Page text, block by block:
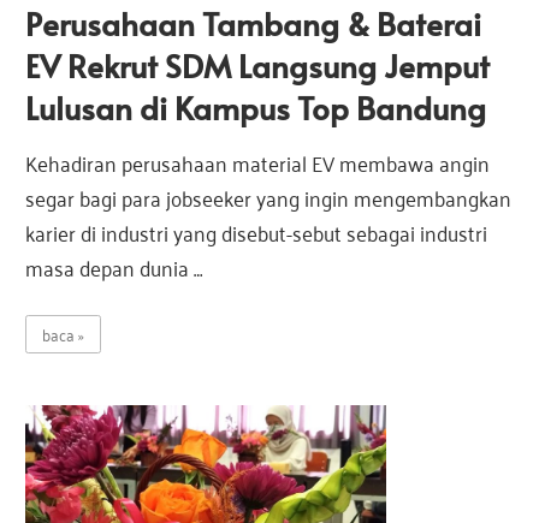
Perusahaan Tambang & Baterai
EV Rekrut SDM Langsung Jemput
Lulusan di Kampus Top Bandung
Kehadiran perusahaan material EV membawa angin
segar bagi para jobseeker yang ingin mengembangkan
karier di industri yang disebut-sebut sebagai industri
masa depan dunia …
baca